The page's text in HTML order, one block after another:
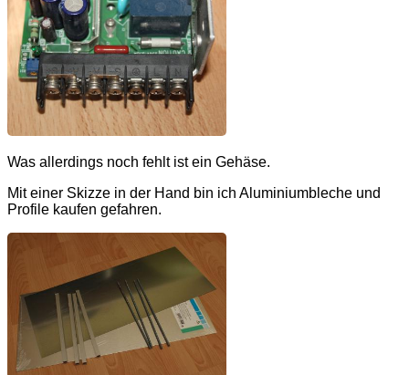
Was allerdings noch fehlt ist ein Gehäse.
Mit einer Skizze in der Hand bin ich Aluminiumbleche und
Profile kaufen gefahren.